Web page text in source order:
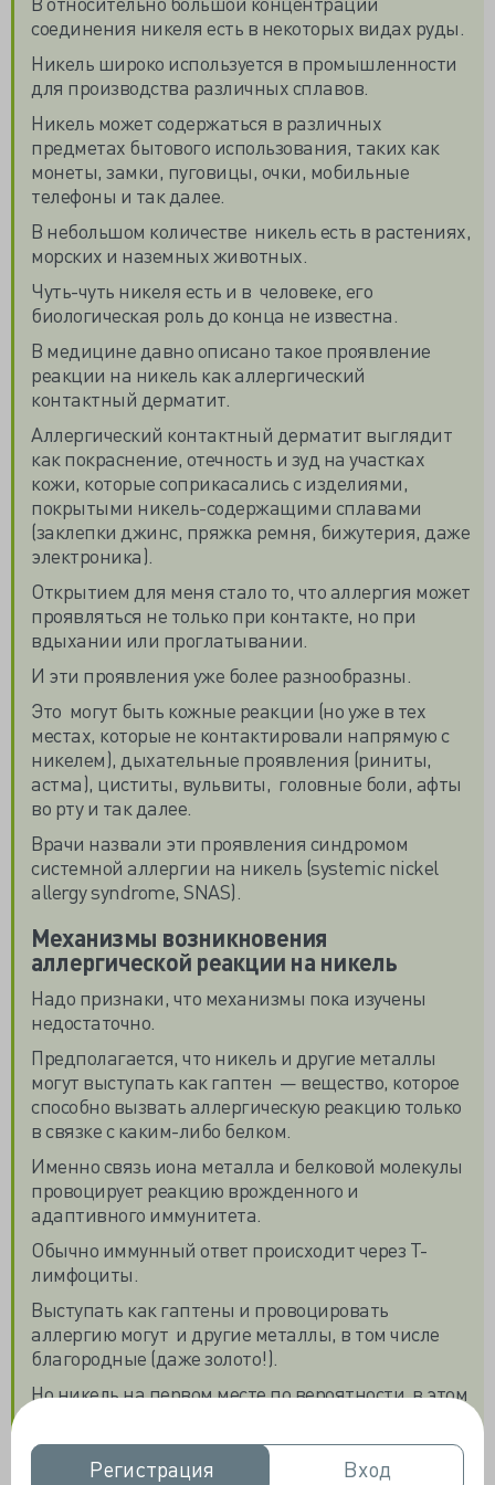
Регистрация
Регистрация Вход
Вход
соединения никеля есть в некоторых видах руды.
Никель широко используется в промышленности
для производства различных сплавов.
Никель может содержаться в различных
предметах бытового использования, таких как
монеты, замки, пуговицы, очки, мобильные
телефоны и так далее.
В небольшом количестве никель есть в растениях,
морских и наземных животных.
Чуть-чуть никеля есть и в человеке, его
биологическая роль до конца не известна.
В медицине давно описано такое проявление
реакции на никель как аллергический
контактный дерматит.
Аллергический контактный дерматит выглядит
как покраснение, отечность и зуд на участках
кожи, которые соприкасались с изделиями,
покрытыми никель-содержащими сплавами
(заклепки джинс, пряжка ремня, бижутерия, даже
электроника).
Открытием для меня стало то, что аллергия может
проявляться не только при контакте, но при
вдыхании или проглатывании.
И эти проявления уже более разнообразны.
Это могут быть кожные реакции (но уже в тех
местах, которые не контактировали напрямую с
никелем), дыхательные проявления (риниты,
астма), циститы, вульвиты, головные боли, афты
во рту и так далее.
Врачи назвали эти проявления синдромом
системной аллергии на никель (systemic nickel
allergy syndrome, SNAS).
Механизмы возникновения
аллергической реакции на никель
Надо признаки, что механизмы пока изучены
недостаточно.
Предполагается, что никель и другие металлы
могут выступать как гаптен — вещество, которое
способно вызвать аллергическую реакцию только
в связке с каким-либо белком.
Именно связь иона металла и белковой молекулы
провоцирует реакцию врожденного и
адаптивного иммунитета.
Обычно иммунный ответ происходит через Т-
лимфоциты.
Выступать как гаптены и провоцировать
аллергию могут и другие металлы, в том числе
благородные (даже золото!).
Но никель на первом месте по вероятности в этом
Более подробное описание иммунологических
механизмов аллергии на металлы в статье